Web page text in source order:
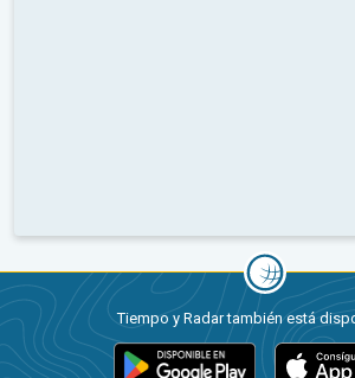
Tiempo y Radar también está